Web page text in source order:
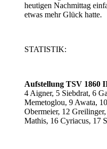
heutigen Nachmittag
etwas mehr Glück hatte.
STATISTIK:
Aufstellung TSV 1860
4 Aigner, 5 Siebdrat, 6
Memetoglou, 9 Awata,
Obermeier, 12
Mathis, 16 Cyriacus, 17